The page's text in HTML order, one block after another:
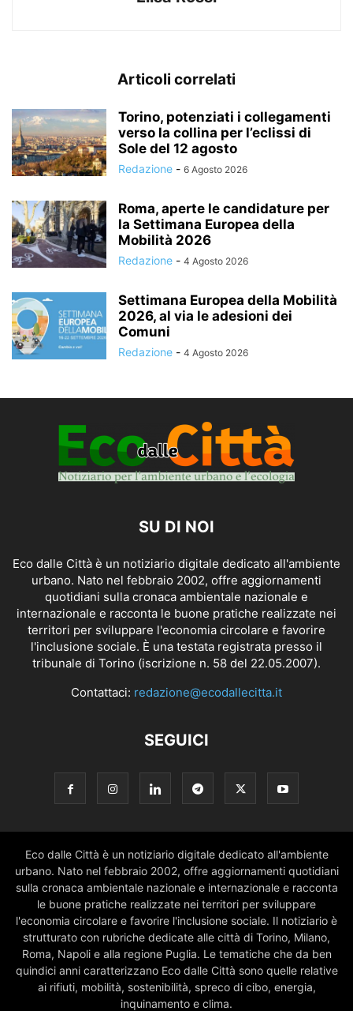
Articoli correlati
Torino, potenziati i collegamenti
verso la collina per l’eclissi di
Sole del 12 agosto
Redazione - 6 Agosto 2026
Roma, aperte le candidature per
la Settimana Europea della
Mobilità 2026
Redazione - 4 Agosto 2026
Settimana Europea della Mobilità
2026, al via le adesioni dei
Comuni
Redazione - 4 Agosto 2026
SU DI NOI
Eco dalle Città è un notiziario digitale dedicato all'ambiente
urbano. Nato nel febbraio 2002, offre aggiornamenti
quotidiani sulla cronaca ambientale nazionale e
internazionale e racconta le buone pratiche realizzate nei
territori per sviluppare l'economia circolare e favorire
l'inclusione sociale. È una testata registrata presso il
tribunale di Torino (iscrizione n. 58 del 22.05.2007).
Contattaci: redazione@ecodallecitta.it
SEGUICI
Eco dalle Città è un notiziario digitale dedicato all'ambiente
urbano. Nato nel febbraio 2002, offre aggiornamenti quotidiani
sulla cronaca ambientale nazionale e internazionale e racconta
le buone pratiche realizzate nei territori per sviluppare
l'economia circolare e favorire l'inclusione sociale. Il notiziario è
strutturato con rubriche dedicate alle città di Torino, Milano,
Roma, Napoli e alla regione Puglia. Le tematiche che da ben
quindici anni caratterizzano Eco dalle Città sono quelle relative
ai rifiuti, mobilità, sostenibilità, spreco di cibo, energia,
inquinamento e clima.